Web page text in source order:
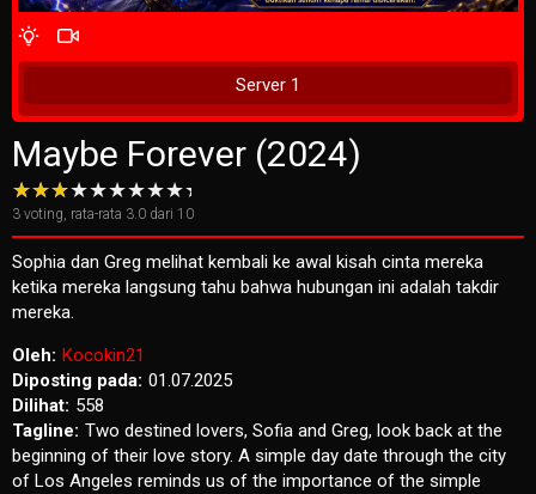
Tunggu 2 Detik
Server 1
Maybe Forever (2024)
3 voting, rata-rata 3.0 dari 10
Sophia dan Greg melihat kembali ke awal kisah cinta mereka
ketika mereka langsung tahu bahwa hubungan ini adalah takdir
mereka.
Oleh: Kocokin21
Diposting pada: 01.07.2025
Dilihat: 558
Tagline: Two destined lovers, Sofia and Greg, look back at the
beginning of their love story. A simple day date through the city
of Los Angeles reminds us of the importance of the simple